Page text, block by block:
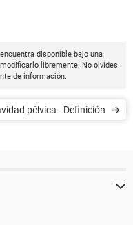
disponible bajo una
libremente. No olvides
de información.
pélvica - Definición